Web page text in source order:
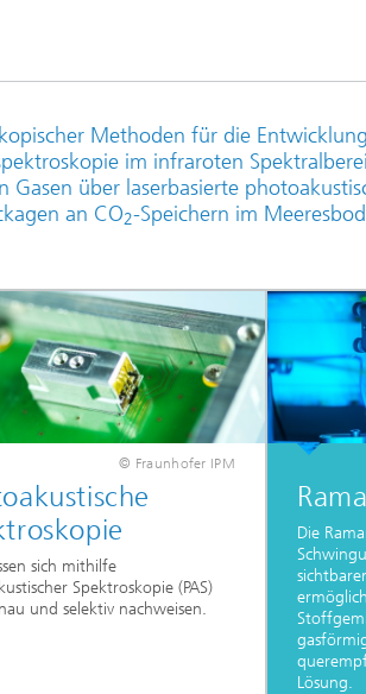
Methoden für die
im infraroten
über laserbasierte
an CO2-Speichern im
© Fraunhofer IPM
sich mithilfe
Spektroskopie (PAS)
und selektiv nachweisen.
Die
Lösung.